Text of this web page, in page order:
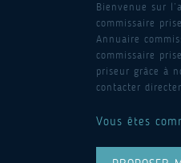
Bienvenue sur
commissaire
Annuaire
commissaire
priseur grâce à
contacter
Vous êtes